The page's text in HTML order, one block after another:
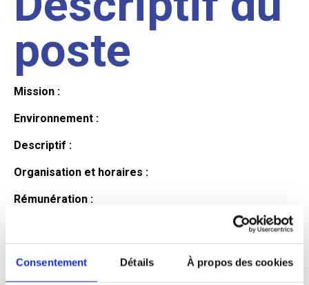
Consentement Détails À propos des cookies
poste
Mission :
Environnement :
Descriptif :
Organisation et horaires :
Rémunération :
Profil du